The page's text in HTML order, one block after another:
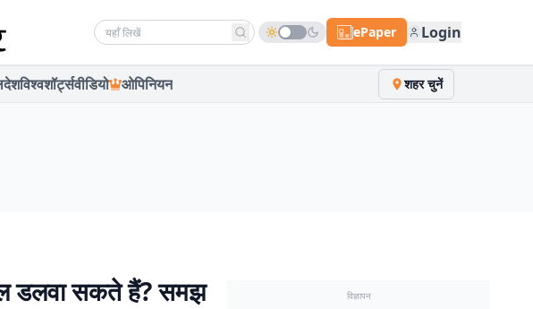
Search news ePaper Login
देशविश्वशॉर्ट्सवीडियो ओपिनियन शहर चुनें
डलवा सकते हैं? समझ
विज्ञापन